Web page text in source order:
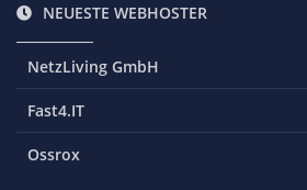
NEUESTE WEBHOSTER
NetzLiving GmbH
Fast4.IT
Ossrox